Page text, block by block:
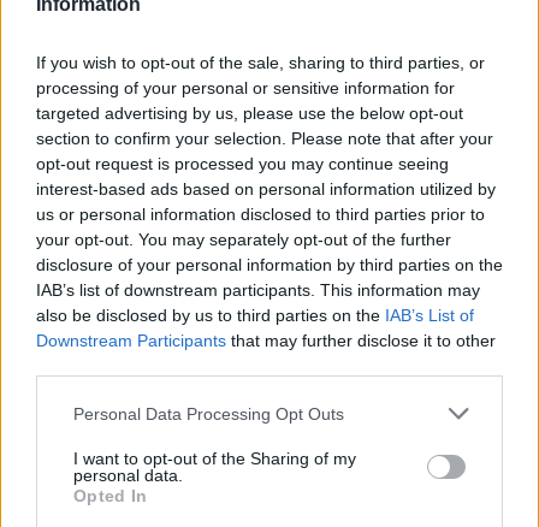
Information
If you wish to opt-out of the sale, sharing to third parties, or
processing of your personal or sensitive information for
targeted advertising by us, please use the below opt-out
section to confirm your selection. Please note that after your
opt-out request is processed you may continue seeing
interest-based ads based on personal information utilized by
us or personal information disclosed to third parties prior to
your opt-out. You may separately opt-out of the further
disclosure of your personal information by third parties on the
IAB’s list of downstream participants. This information may
also be disclosed by us to third parties on the IAB’s List of
Downstream Participants that may further disclose it to other
Personal Data Processing Opt Outs
I want to opt-out of the Sharing of my
personal data.
Opted In
litery: